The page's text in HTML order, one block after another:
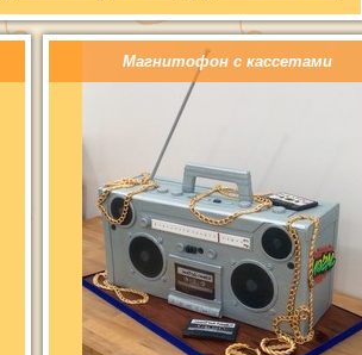
Магнитофон с кассетами